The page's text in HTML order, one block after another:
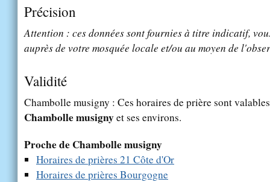
Précision
Attention : ces données sont fournies à titre indicatif,
auprès de votre mosquée locale et/ou au moyen de
Validité
Chambolle musigny : Ces horaires de prière sont
Chambolle musignyet ses environs.
Proche de Chambolle musigny
Horaires de prières 21 Côte d'Or
Horaires de prières Bourgogne